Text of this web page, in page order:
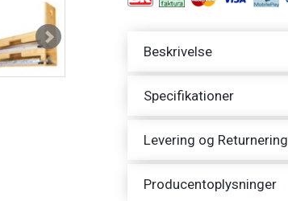
Beskrivelse
Specifikationer
Levering og Returnering
Producentoplysninger